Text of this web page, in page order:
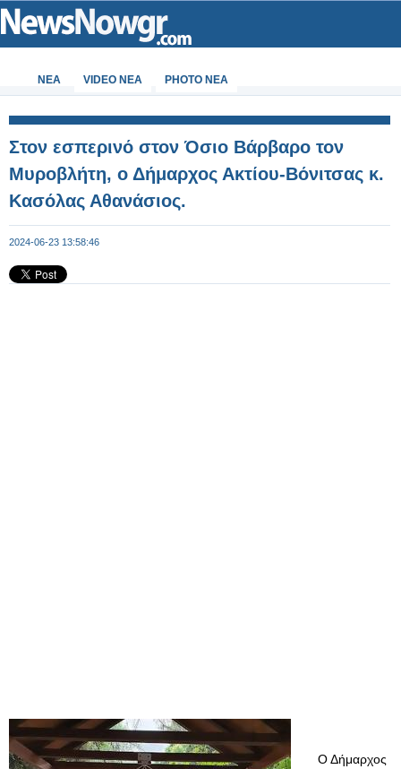
ΝΕΑ VIDEO NEA PHOTO NEA
Στον εσπερινό στον Όσιο Βάρβαρο τον
Μυροβλήτη, ο Δήμαρχος Ακτίου-Βόνιτσας κ.
Κασόλας Αθανάσιος.
2024-06-23 13:58:46
Ο Δήμαρχος